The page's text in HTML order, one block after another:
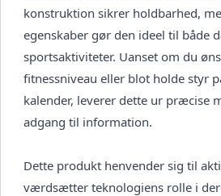
konstruktion sikrer holdbarhed,
egenskaber gør den ideel til både
sportsaktiviteter. Uanset om du
fitnessniveau eller blot holde styr
kalender, leverer dette ur præcise
adgang til information.
Dette produkt henvender sig til
værdsætter teknologiens rolle i